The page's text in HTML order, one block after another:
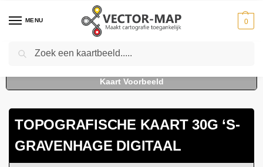
MENU 0
Home Kaarten - Topografische kaarten
TOPOGRAFISCHE KAART 30G ‘S-
GRAVENHAGE DIGITAAL